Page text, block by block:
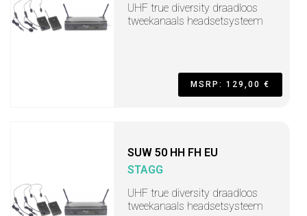
UHF true diversity draadloos
tweekanaals headsetsysteem
MSRP: 129,00 €
SUW 50 HH FH EU
STAGG
UHF true diversity draadloos
tweekanaals headsetsysteem